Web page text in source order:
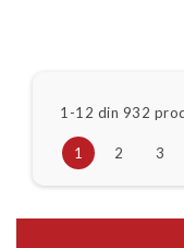
1-12 din 932
1 2 3